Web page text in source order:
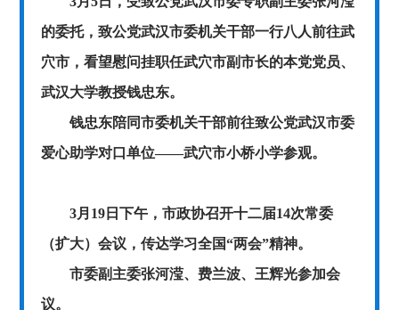
的委托，致公党武汉市委机关干部一行八人前往武
穴市，看望慰问挂职任武穴市副市长的本党党员、
武汉大学教授钱忠东。
钱忠东陪同市委机关干部前往致公党武汉市委
爱心助学对口单位——武穴市小桥小学参观。
3月 19日下午，市政协召开十二届14次常委
（扩大）会议，传达学习全国“两会”精神。
市委副主委张河滢、费兰波、王辉光参加会
议。